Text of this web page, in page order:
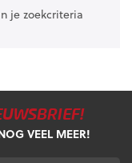
je zoekcriteria
VEEL MEER!